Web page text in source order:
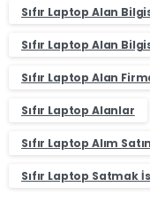
Sıfır Laptop Alan
Sıfır Laptop Alan
Sıfır Laptop Alan
Sıfır Laptop Alanlar
Sıfır Laptop Alım
Sıfır Laptop Satmak